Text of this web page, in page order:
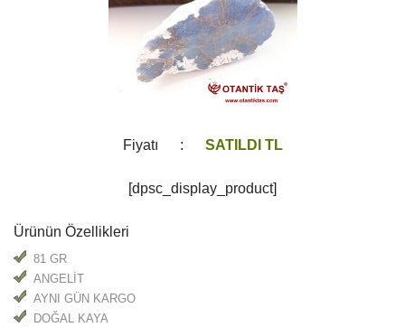
Fiyatı : SATILDI TL
[dpsc_display_product]
Ürünün Özellikleri
81 GR
ANGELİT
AYNI GÜN KARGO
DOĞAL KAYA